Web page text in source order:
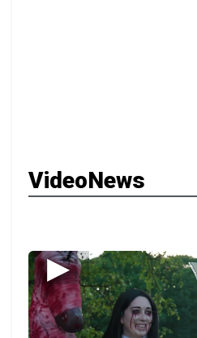
VideoNews
▶